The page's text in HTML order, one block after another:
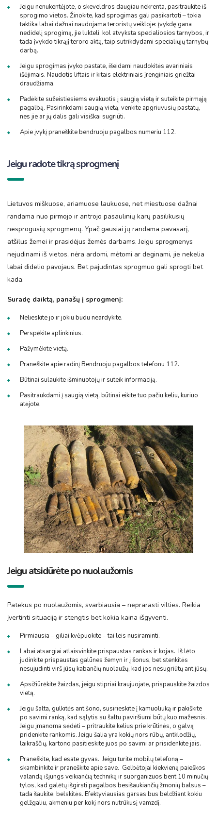
Jeigu nenukentėjote, o skeveldros daugiau nekrenta, pasitraukite iš
sprogimo vietos. Žinokite, kad sprogimas gali pasikartoti – tokia
taktika labai dažnai naudojama teroristų veikloje: įvykdę gana
nedidelį sprogimą, jie lukteli, kol atvyksta specialiosios tarnybos, ir
tada įvykdo tikrąjį teroro aktą, taip sutrikdydami specialiųjų tarnybų
darbą.
Jeigu sprogimas įvyko pastate, išeidami naudokitės avariniais
išėjimais. Naudotis liftais ir kitais elektriniais įrenginiais griežtai
draudžiama.
Padėkite sužeistiesiems evakuotis į saugią vietą ir suteikite pirmąją
pagalbą. Pasirinkdami saugią vietą, venkite apgriuvusių pastatų,
nes jie ar jų dalis gali visiškai sugriūti.
Apie įvykį praneškite bendruoju pagalbos numeriu 112.
Jeigu radote tikrą sprogmenį
Lietuvos miškuose, ariamuose laukuose, net miestuose dažnai
randama nuo pirmojo ir antrojo pasaulinių karų pasilikusių
nesprogusių sprogmenų. Ypač gausiai jų randama pavasarį,
atšilus žemei ir prasidėjus žemės darbams. Jeigu sprogmenys
nejudinami iš vietos, nėra ardomi, mėtomi ar deginami, jie nekelia
labai didelio pavojaus. Bet pajudintas sprogmuo gali sprogti bet
kada.
Suradę daiktą, panašų į sprogmenį:
Nelieskite jo ir jokiu būdu neardykite.
Perspėkite aplinkinius.
Pažymėkite vietą.
Praneškite apie radinį Bendruoju pagalbos telefonu 112.
Būtinai sulaukite išminuotojų ir suteik informaciją.
Pasitraukdami į saugią vietą, būtinai eikite tuo pačiu keliu, kuriuo
atėjote.
Jeigu atsidūrėte po nuolaužomis
Patekus po nuolaužomis, svarbiausia – neprarasti vilties. Reikia
įvertinti situaciją ir stengtis bet kokia kaina išgyventi.
Pirmiausia – giliai kvėpuokite – tai leis nusiraminti.
Labai atsargiai atlaisvinkite prispaustas rankas ir kojas. Iš lėto
judinkite prispaustas galūnes žemyn ir į šonus, bet stenkitės
nesujudinti virš jūsų kabančių nuolaužų, kad jos nesugriūtų ant jūsų.
Apsižiūrėkite žaizdas, jeigu stipriai kraujuojate, prispauskite žaizdos
vietą.
Jeigu šalta, gulkitės ant šono, susirieskite į kamuoliuką ir pakiškite
po savimi ranką, kad sąlytis su šaltu paviršiumi būtų kuo mažesnis.
Jeigu įmanoma sėdėti – pritraukite kelius prie krūtinės, o galvą
pridenkite rankomis. Jeigu šalia yra kokių nors rūbų, antklodžių,
laikraščių, kartono pasitieskite juos po savimi ar prisidenkite jais.
Praneškite, kad esate gyvas. Jeigu turite mobilų telefoną –
skambinkite ir praneškite apie save. Gelbėtojai kiekvieną paieškos
valandą išjungs veikiančią techniką ir suorganizuos bent 10 minučių
tylos, kad galėtų išgirsti pagalbos besišaukiančių žmonių balsus –
tada šaukite, belskitės. Efektyviausias garsas bus beldžiant kokiu
gelžgaliu, akmeniu per kokį nors nutrūkusį vamzdį.